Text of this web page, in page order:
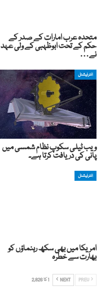
متحدہ عرب امارات کے صدر کے
حکم کے تحت ابوظہبی کے ولی عہد
نے…
انٹرنیشنل
ویب ٹیلی سکوپ نظام شمسی میں
پانی کی دریافت کرتا ہے۔
انٹرنیشنل
امریکا میں بھی سکھ رہنماؤں کو
بھارت سے خطرہ
NEXT 1 کا 2,826